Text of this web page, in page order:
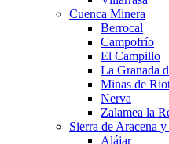
Cuenca Minera
Berrocal
Campofrío
El Campillo
La Granada
Minas de
Nerva
Zalamea la
Sierra de Aracena
Alájar